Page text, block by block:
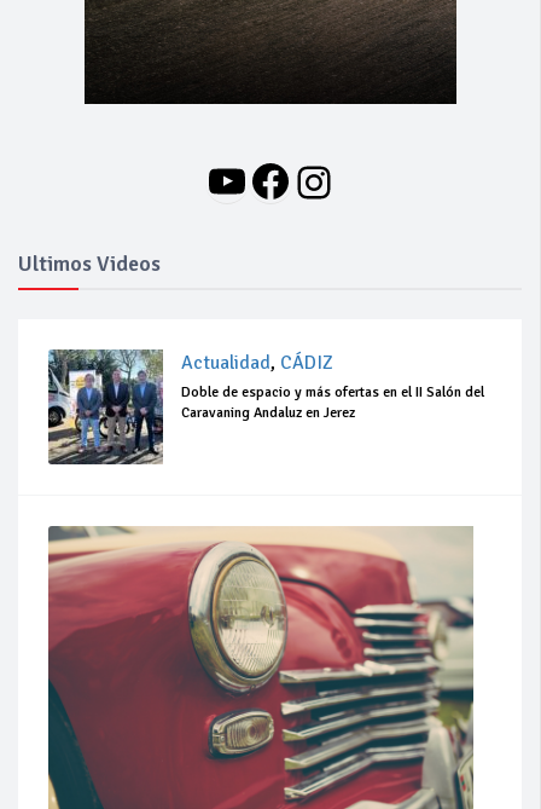
YouTube
Facebook
Instagram
Ultimos Videos
Actualidad, CÁDIZ
Doble de espacio y más ofertas en el II Salón del
Caravaning Andaluz en Jerez